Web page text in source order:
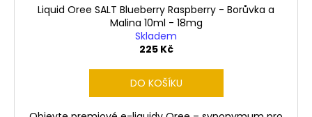
Liquid Oree SALT Blueberry Raspberry - Borůvka a
Malina 10ml - 18mg
Skladem
225 Kč
DO KOŠÍKU